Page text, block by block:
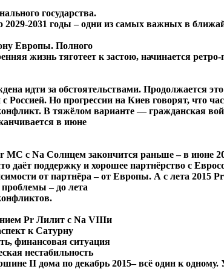
государства.
2029-2031 годы – одни из самых важных в
Европы. Полного
жизнь тяготеет к застою, начинается
идти за обстоятельствами. Продолжается
Но прогрессии на Киев говорят, что
В тяжёлом варианте ― гражданская
в июне
МС с Na Солнцем закончится раньше – в июне
даёт поддержку и хорошее партнёрство с
от партнёра – от Европы. А с лета 2015
– до лета
Pr Лилит с Na VIIIи
к Сатурну
финансовая ситуация
нестабильность
II дома по декабрь 2015– всё один к